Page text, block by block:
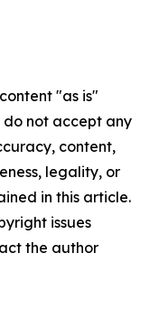
"as is"
not accept any
content,
legality, or
in this article.
issues
the author